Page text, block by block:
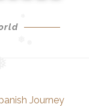
Journey